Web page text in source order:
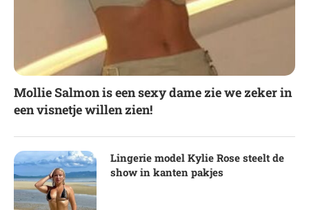
Mollie Salmon is een sexy dame zie we zeker in
een visnetje willen zien!
Lingerie model Kylie Rose steelt de
show in kanten pakjes